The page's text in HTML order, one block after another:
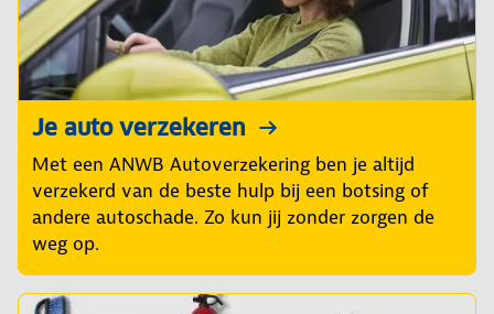
Je auto verzekeren
Met een ANWB Autoverzekering ben je altijd
verzekerd van de beste hulp bij een botsing of
andere autoschade. Zo kun jij zonder zorgen de
weg op.